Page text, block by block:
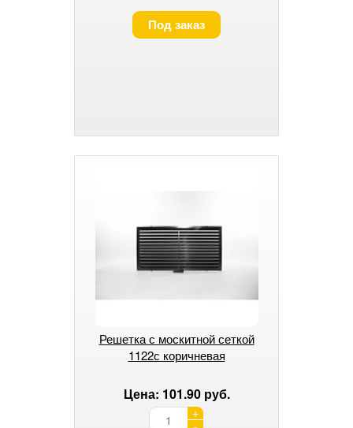
Под заказ
Решетка с москитной сеткой
1122с коричневая
Цена: 101.90 руб.
+